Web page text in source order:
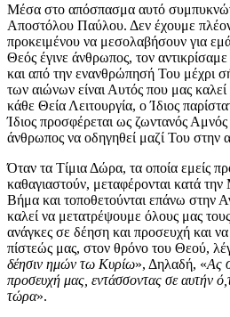
Μέσα στο απόσπασμα αυτό
Αποστόλου Παύλου. Δεν έχουμε
προκειμένου να μεσολαβήσουν για
Θεός έγινε άνθρωπος, τον
και από την ενανθρώπησή Του μέχρι
των αιώνων είναι Αυτός που μας
κάθε Θεία Λειτουργία, ο Ίδιος
Ίδιος προσφέρεται ως ζωντανός
άνθρωπος να οδηγηθεί μαζί Του στην
Όταν τα Τίμια Δώρα, τα οποία εμείς
καθαγιαστούν, μεταφέρονται κατά
Βήμα και τοποθετούνται επάνω στην
καλεί να μετατρέψουμε όλους μας
ανάγκες σε δέηση και προσευχή και
πίστεώς μας, στον θρόνο του Θεού,
δέησιν ημών τω Κυρίω», Δηλαδή, «Ας
προσευχή μας, εντάσσοντας σε αυτήν
τώρα».